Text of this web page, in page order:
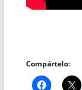
Compártelo: